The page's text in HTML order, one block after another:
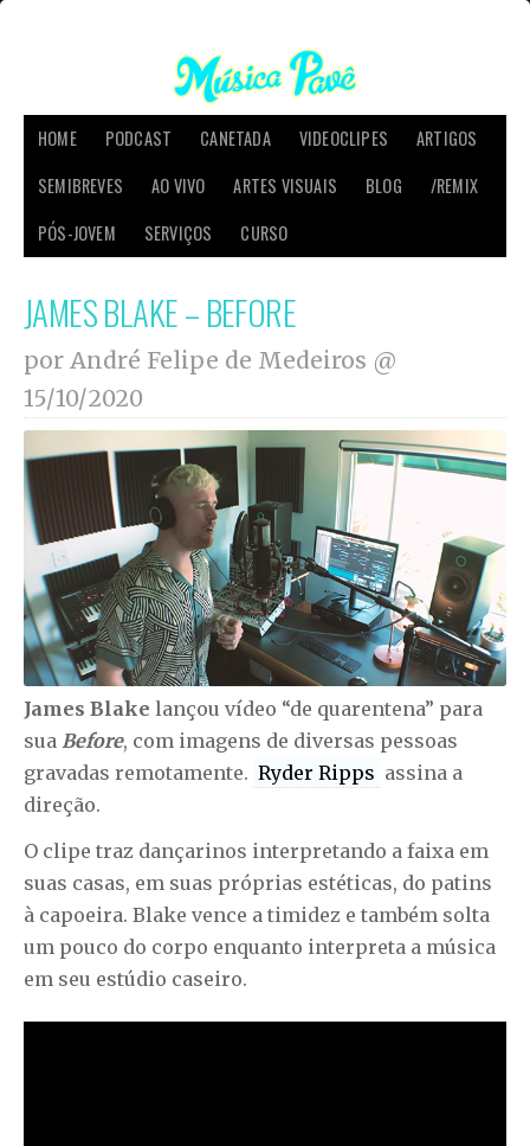
HOME PODCAST CANETADA VIDEOCLIPES
ARTIGOS
SEMIBREVES
AO VIVO ARTES VISUAIS BLOG
/REMIX
PÓS-JOVEM
SERVIÇOS CURSO
JAMES BLAKE – BEFORE
por André Felipe de Medeiros @
15/10/2020
James Blake lançou vídeo “de quarentena” para
sua Before, com imagens de diversas pessoas
gravadas remotamente. Ryder Ripps assina a
direção.
O clipe traz dançarinos interpretando a faixa em
suas casas, em suas próprias estéticas, do patins
à capoeira. Blake vence a timidez e também solta
um pouco do corpo enquanto interpreta a música
em seu estúdio caseiro.